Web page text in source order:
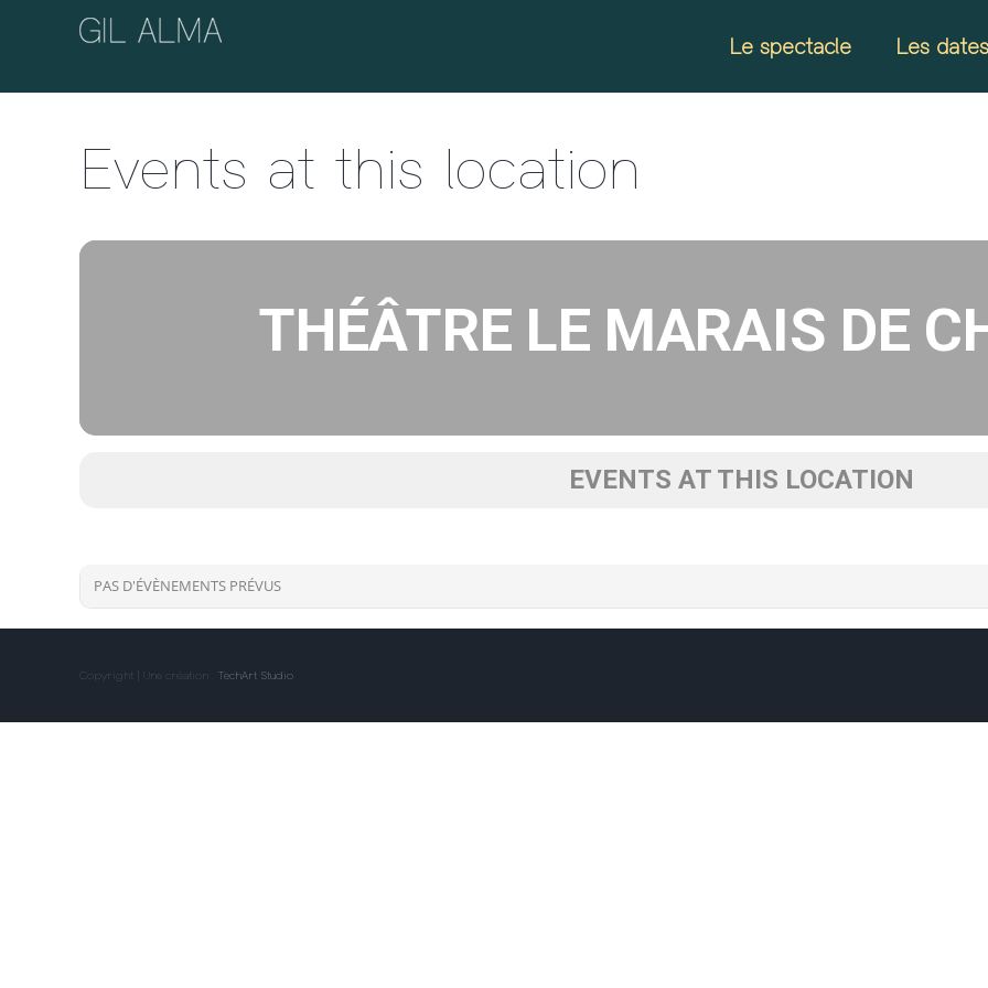
Le spectacle Les dates
Events at this location
THÉÂTRE LE MARAIS DE
EVENTS AT THIS LOCATION
PAS D'ÉVÈNEMENTS PRÉVUS
Copyright | Une création : TechArt Studio